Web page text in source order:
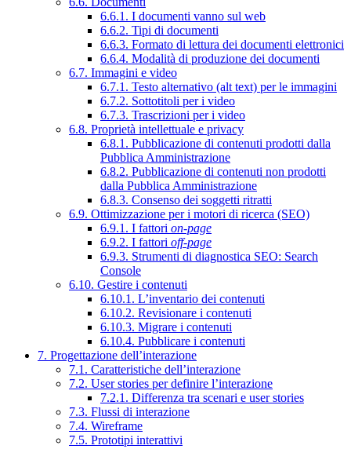
6.6.1. I documenti vanno sul web
6.6.2. Tipi di documenti
6.6.3. Formato di lettura dei documenti elettronici
6.6.4. Modalità di produzione dei documenti
6.7. Immagini e video
6.7.1. Testo alternativo (alt text) per le immagini
6.7.2. Sottotitoli per i video
6.7.3. Trascrizioni per i video
6.8. Proprietà intellettuale e privacy
6.8.1. Pubblicazione di contenuti prodotti dalla
Pubblica Amministrazione
6.8.2. Pubblicazione di contenuti non prodotti
dalla Pubblica Amministrazione
6.8.3. Consenso dei soggetti ritratti
6.9. Ottimizzazione per i motori di ricerca (SEO)
6.9.1. I fattori on-page
6.9.2. I fattori off-page
6.9.3. Strumenti di diagnostica SEO: Search
Console
6.10. Gestire i contenuti
6.10.1. L’inventario dei contenuti
6.10.2. Revisionare i contenuti
6.10.3. Migrare i contenuti
6.10.4. Pubblicare i contenuti
7. Progettazione dell’interazione
7.1. Caratteristiche dell’interazione
7.2. User stories per definire l’interazione
7.2.1. Differenza tra scenari e user stories
7.3. Flussi di interazione
7.4. Wireframe
7.5. Prototipi interattivi